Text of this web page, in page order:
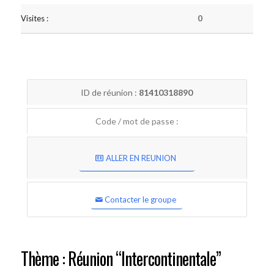
Visites : 0
ID de réunion : 81410318890
Code / mot de passe :
ALLER EN REUNION
Contacter le groupe
Thème : Réunion “Intercontinentale”